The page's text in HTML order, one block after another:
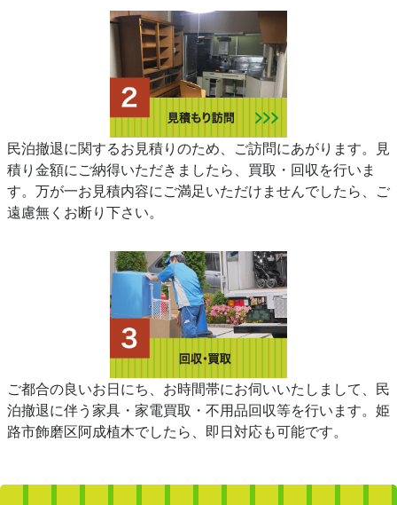
民泊撤退に関するお見積りのため、ご訪問にあがります。見
積り金額にご納得いただきましたら、買取・回収を行いま
す。万が一お見積内容にご満足いただけませんでしたら、ご
遠慮無くお断り下さい。
ご都合の良いお日にち、お時間帯にお伺いいたしまして、民
泊撤退に伴う家具・家電買取・不用品回収等を行います。姫
路市飾磨区阿成植木でしたら、即日対応も可能です。